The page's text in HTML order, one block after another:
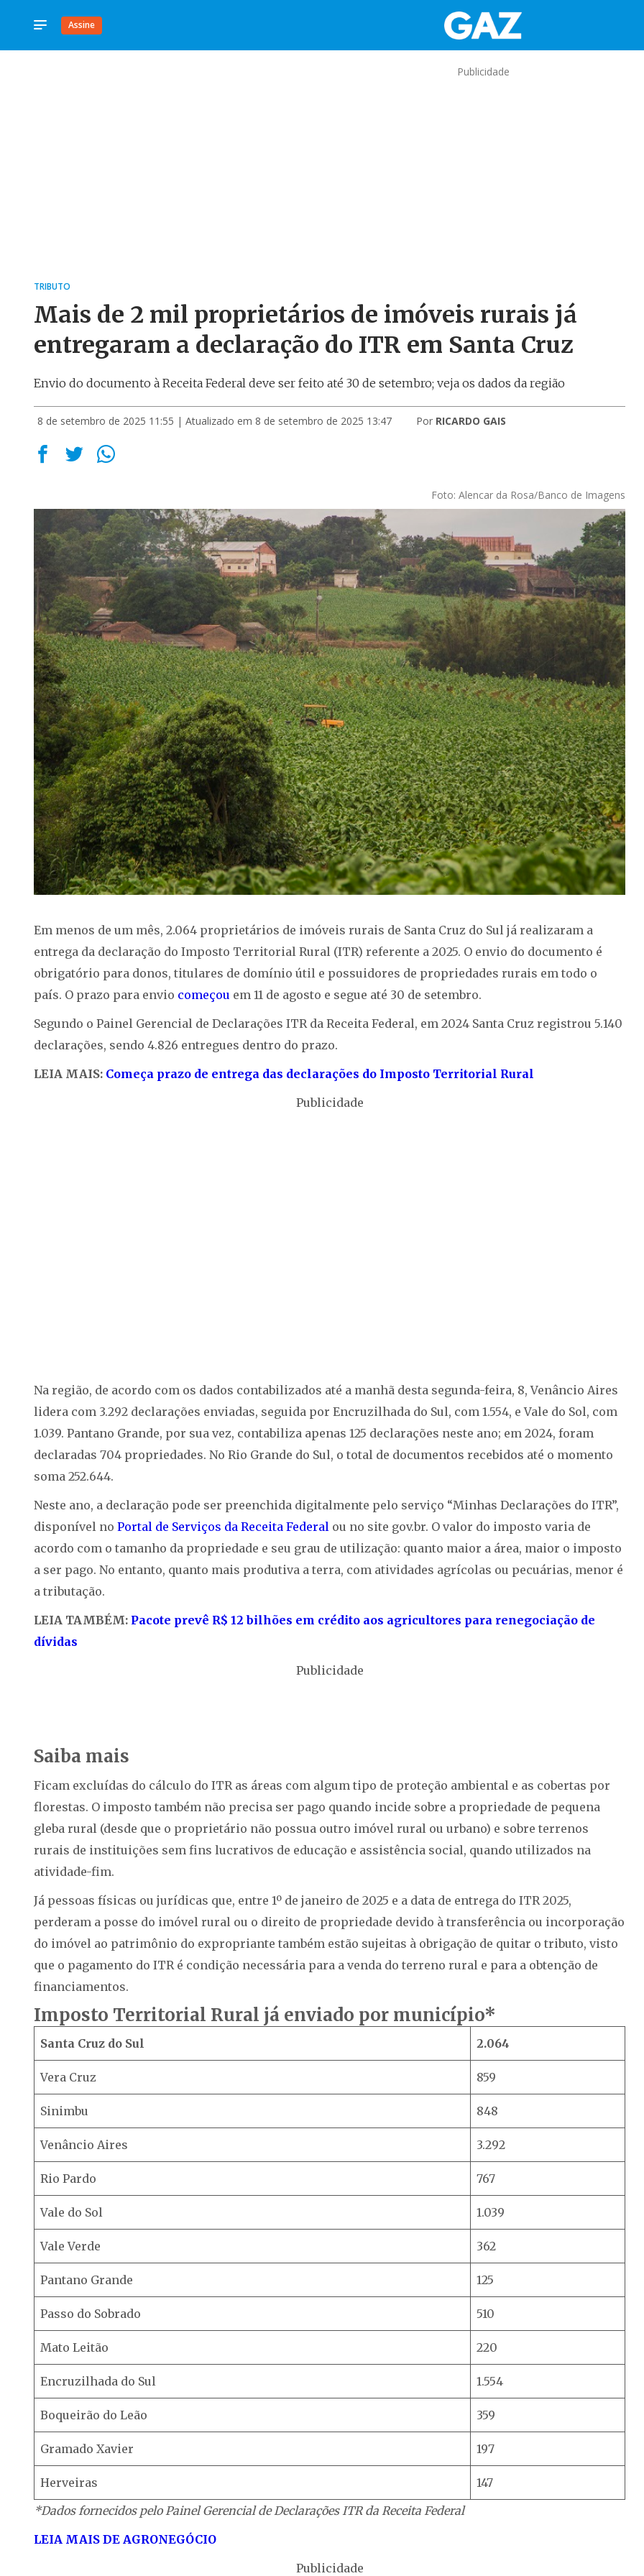
Assine
Publicidade
TRIBUTO
Mais de 2 mil proprietários de imóveis rurais já
entregaram a declaração do ITR em Santa Cruz
Envio do documento à Receita Federal deve ser feito até 30 de setembro; veja os dados da região
8 de setembro de 2025 11:55 | Atualizado em 8 de setembro de 2025 13:47 Por RICARDO GAIS
Foto: Alencar da Rosa/Banco de Imagens
Em menos de um mês, 2.064 proprietários de imóveis rurais de Santa Cruz do Sul já realizaram a
entrega da declaração do Imposto Territorial Rural (ITR) referente a 2025. O envio do documento é
obrigatório para donos, titulares de domínio útil e possuidores de propriedades rurais em todo o
país. O prazo para envio começou em 11 de agosto e segue até 30 de setembro.
Segundo o Painel Gerencial de Declarações ITR da Receita Federal, em 2024 Santa Cruz registrou 5.140
declarações, sendo 4.826 entregues dentro do prazo.
LEIA MAIS: Começa prazo de entrega das declarações do Imposto Territorial Rural
Publicidade
Na região, de acordo com os dados contabilizados até a manhã desta segunda-feira, 8, Venâncio Aires
lidera com 3.292 declarações enviadas, seguida por Encruzilhada do Sul, com 1.554, e Vale do Sol, com
1.039. Pantano Grande, por sua vez, contabiliza apenas 125 declarações neste ano; em 2024, foram
declaradas 704 propriedades. No Rio Grande do Sul, o total de documentos recebidos até o momento
soma 252.644.
Neste ano, a declaração pode ser preenchida digitalmente pelo serviço “Minhas Declarações do ITR”,
disponível no Portal de Serviços da Receita Federal ou no site gov.br. O valor do imposto varia de
acordo com o tamanho da propriedade e seu grau de utilização: quanto maior a área, maior o imposto
a ser pago. No entanto, quanto mais produtiva a terra, com atividades agrícolas ou pecuárias, menor é
a tributação.
LEIA TAMBÉM: Pacote prevê R$ 12 bilhões em crédito aos agricultores para renegociação de
dívidas
Publicidade
Saiba mais
Ficam excluídas do cálculo do ITR as áreas com algum tipo de proteção ambiental e as cobertas por
florestas. O imposto também não precisa ser pago quando incide sobre a propriedade de pequena
gleba rural (desde que o proprietário não possua outro imóvel rural ou urbano) e sobre terrenos
rurais de instituições sem fins lucrativos de educação e assistência social, quando utilizados na
atividade-fim.
Já pessoas físicas ou jurídicas que, entre 1º de janeiro de 2025 e a data de entrega do ITR 2025,
perderam a posse do imóvel rural ou o direito de propriedade devido à transferência ou incorporação
do imóvel ao patrimônio do expropriante também estão sujeitas à obrigação de quitar o tributo, visto
que o pagamento do ITR é condição necessária para a venda do terreno rural e para a obtenção de
financiamentos.
Imposto Territorial Rural já enviado por município*
Santa Cruz do Sul 2.064
Vera Cruz 859
Sinimbu 848
Venâncio Aires 3.292
Rio Pardo 767
Vale do Sol 1.039
Vale Verde 362
Pantano Grande 125
Passo do Sobrado 510
Mato Leitão 220
Encruzilhada do Sul 1.554
Boqueirão do Leão 359
Gramado Xavier 197
Herveiras
147
*Dados fornecidos pelo Painel Gerencial de Declarações ITR da Receita Federal
LEIA MAIS DE AGRONEGÓCIO
Publicidade